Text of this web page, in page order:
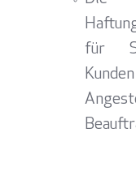
für